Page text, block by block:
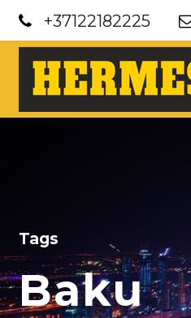
+37122182225
Tags
Baku